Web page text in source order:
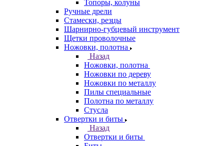
Топоры, колуны
Ручные дрели
Стамески, резцы
Шарнирно-губцевый инструмент
Щетки проволочные
Ножовки, полотна
Назад
Ножовки, полотна
Ножовки по дереву
Ножовки по металлу
Пилы специальные
Полотна по металлу
Стусла
Отвертки и биты
Назад
Отвертки и биты